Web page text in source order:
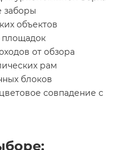
заборы
объектов
площадок
от обзора
рам
блоков
совпадение с